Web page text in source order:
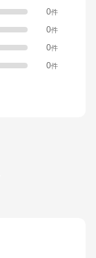
0件
0件
0件
0件